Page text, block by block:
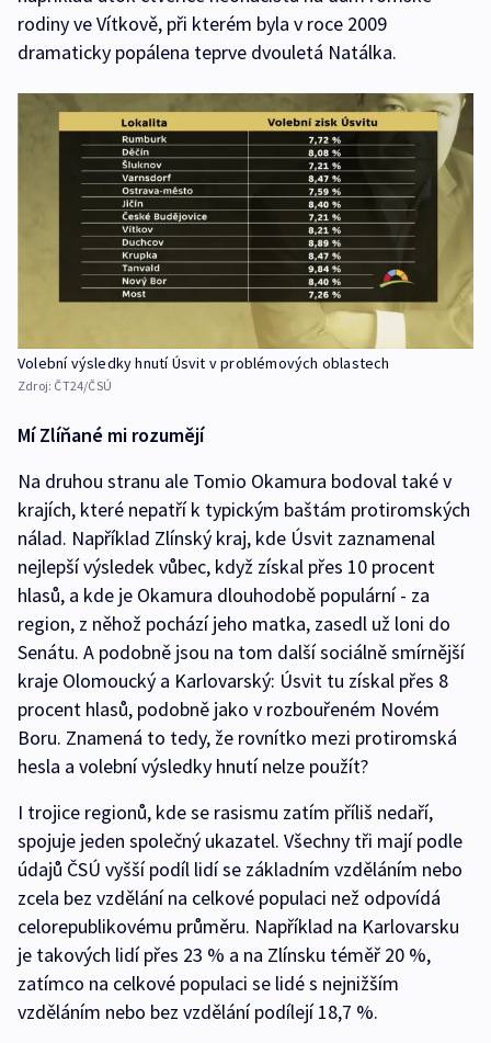
rodiny ve Vítkově, při kterém byla v roce 2009
dramaticky popálena teprve dvouletá Natálka.
Volební výsledky hnutí Úsvit v problémových oblastech
Zdroj: ČT24/ČSÚ
Mí Zlíňané mi rozumějí
Na druhou stranu ale Tomio Okamura bodoval také v
krajích, které nepatří k typickým baštám protiromských
nálad. Například Zlínský kraj, kde Úsvit zaznamenal
nejlepší výsledek vůbec, když získal přes 10 procent
hlasů, a kde je Okamura dlouhodobě populární - za
region, z něhož pochází jeho matka, zasedl už loni do
Senátu. A podobně jsou na tom další sociálně smírnější
kraje Olomoucký a Karlovarský: Úsvit tu získal přes 8
procent hlasů, podobně jako v rozbouřeném Novém
Boru. Znamená to tedy, že rovnítko mezi protiromská
hesla a volební výsledky hnutí nelze použít?
I trojice regionů, kde se rasismu zatím příliš nedaří,
spojuje jeden společný ukazatel. Všechny tři mají podle
údajů ČSÚ vyšší podíl lidí se základním vzděláním nebo
zcela bez vzdělání na celkové populaci než odpovídá
celorepublikovému průměru. Například na Karlovarsku
je takových lidí přes 23 % a na Zlínsku téměř 20 %,
zatímco na celkové populaci se lidé s nejnižším
vzděláním nebo bez vzdělání podílejí 18,7 %.